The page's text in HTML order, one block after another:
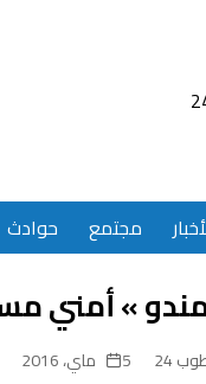
مجتمع حوادث
» أمني
24 5 ماي، 2016